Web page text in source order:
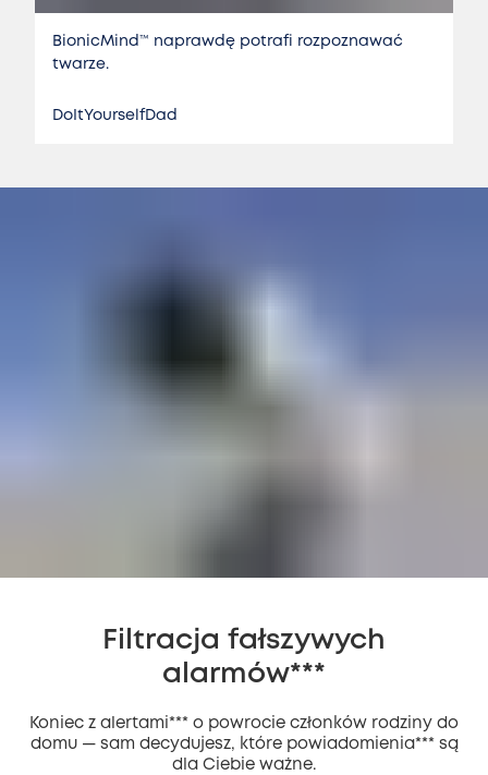
BionicMind™️ naprawdę potrafi rozpoznawać
twarze.
DoItYourselfDad
Filtracja fałszywych
alarmów***
Koniec z alertami*** o powrocie członków rodziny do
domu — sam decydujesz, które powiadomienia*** są
dla Ciebie ważne.